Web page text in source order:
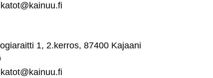
1, 2.ker­ros, 87400 Ka­jaa­ni